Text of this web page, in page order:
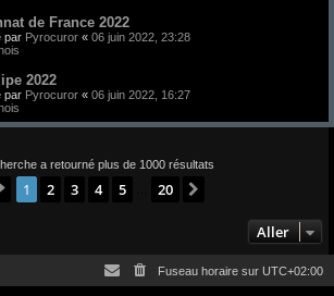
de France 2022
par Pyrocuror « 06 juin 2022, 23:28
2022
par Pyrocuror « 06 juin 2022, 16:27
a retourné plus de 1000 résultats
Page 1sur20
1 2 3 4 5 20
Aller
Fuseau horaire sur UTC+02:00